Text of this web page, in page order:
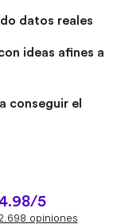
datos reales
ideas afines a
conseguir el
4.98/5
opiniones